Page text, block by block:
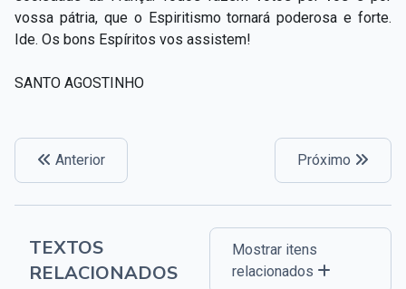
vossa pátria, que o Espiritismo tornará poderosa e forte.
Ide. Os bons Espíritos vos assistem!
SANTO AGOSTINHO
Anterior Próximo
TEXTOS
RELACIONADOS
Mostrar itens
relacionados